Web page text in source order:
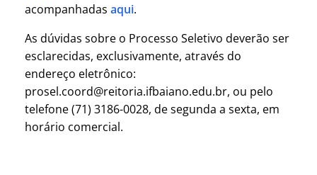
acompanhadas aqui.
As dúvidas sobre o Processo Seletivo deverão ser
esclarecidas, exclusivamente, através do
endereço eletrônico:
prosel.coord@reitoria.ifbaiano.edu.br, ou pelo
telefone (71) 3186-0028, de segunda a sexta, em
horário comercial.